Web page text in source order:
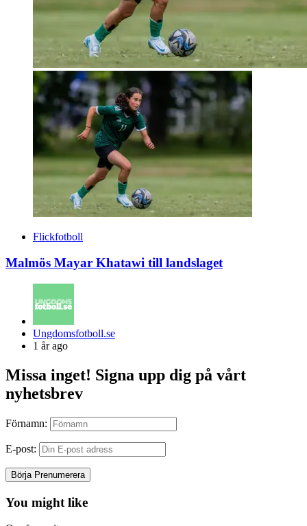
Flickfotboll
Malmös Mayar Khatawi till landslaget
Posted
by
Ungdomsfotboll.se
1 år ago
Missa inget! Signa upp dig på vårt
nyhetsbrev
Förnamn:
E-post:
You might like